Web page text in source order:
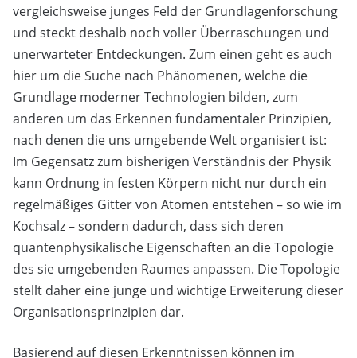
vergleichsweise junges Feld der Grundlagenforschung
und steckt deshalb noch voller Überraschungen und
unerwarteter Entdeckungen. Zum einen geht es auch
hier um die Suche nach Phänomenen, welche die
Grundlage moderner Technologien bilden, zum
anderen um das Erkennen fundamentaler Prinzipien,
nach denen die uns umgebende Welt organisiert ist:
Im Gegensatz zum bisherigen Verständnis der Physik
kann Ordnung in festen Körpern nicht nur durch ein
regelmäßiges Gitter von Atomen entstehen – so wie im
Kochsalz – sondern dadurch, dass sich deren
quantenphysikalische Eigenschaften an die Topologie
des sie umgebenden Raumes anpassen. Die Topologie
stellt daher eine junge und wichtige Erweiterung dieser
Organisationsprinzipien dar.
Basierend auf diesen Erkenntnissen können im